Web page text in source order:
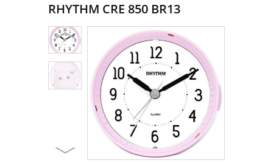
RHYTHM CRE 850 BR13